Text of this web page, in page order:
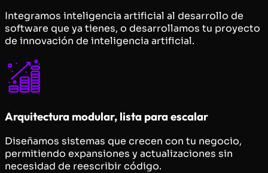
Integramos inteligencia artificial al desarrollo de
software que ya tienes, o desarrollamos tu proyecto
de innovación de inteligencia artificial.
Arquitectura modular, lista para escalar
Diseñamos sistemas que crecen con tu negocio,
permitiendo expansiones y actualizaciones sin
necesidad de reescribir código.